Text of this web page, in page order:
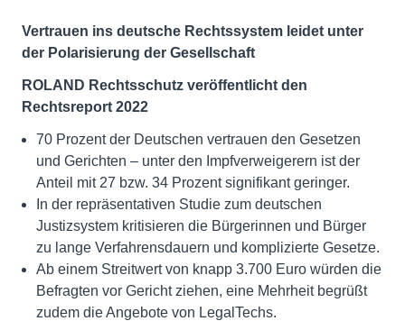
Vertrauen ins deutsche Rechtssystem leidet unter
der Polarisierung der Gesellschaft
ROLAND Rechtsschutz veröffentlicht den
Rechtsreport 2022
70 Prozent der Deutschen vertrauen den Gesetzen
und Gerichten – unter den Impfverweigerern ist der
Anteil mit 27 bzw. 34 Prozent signifikant geringer.
In der repräsentativen Studie zum deutschen
Justizsystem kritisieren die Bürgerinnen und Bürger
zu lange Verfahrensdauern und komplizierte Gesetze.
Ab einem Streitwert von knapp 3.700 Euro würden die
Befragten vor Gericht ziehen, eine Mehrheit begrüßt
zudem die Angebote von LegalTechs.